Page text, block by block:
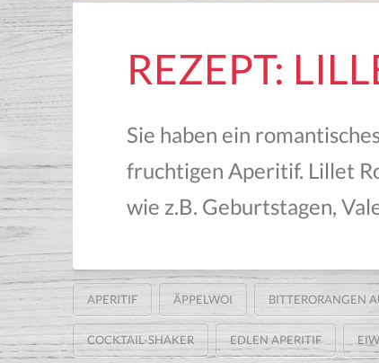
REZEPT:
Sie haben ein
fruchtigen Aperitif. Lillet
wie z.B. Geburtstagen,
APERITIF ÄPPELWOI BITTERORANGEN
COCKTAIL-SHAKER EDLEN APERITIF